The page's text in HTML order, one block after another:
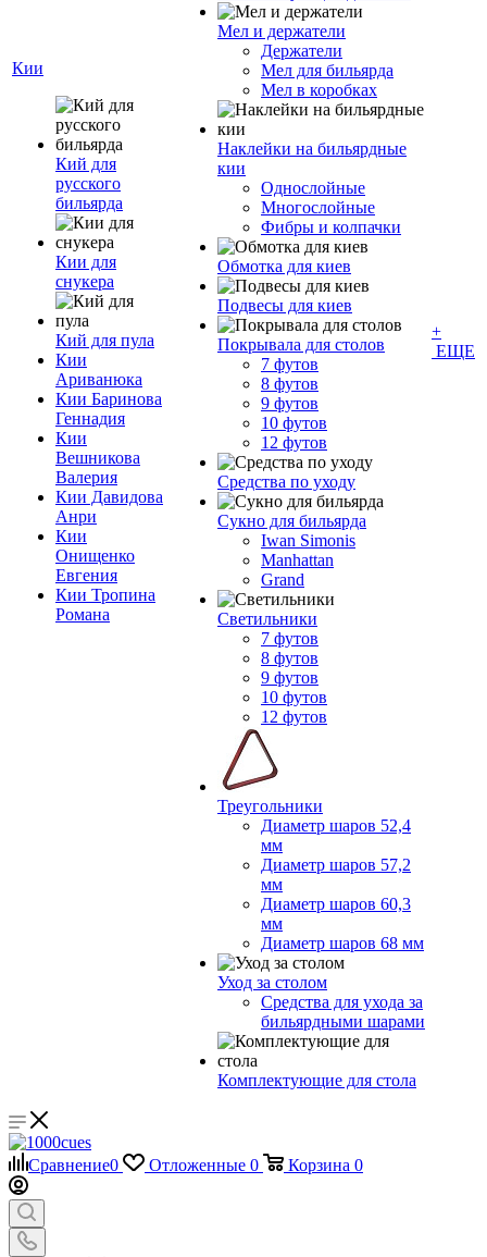
Кии
Кий для
русского
бильярда
Кии для
снукера
Кий для пула
Кии
Ариванюка
Кии Баринова
Геннадия
Кии
Вешникова
Валерия
Кии Давидова
Анри
Кии
Онищенко
Евгения
Кии Тропина
Романа
Мел и держатели
Держатели
Мел для бильярда
Мел в коробках
Наклейки на бильярдные
кии
Однослойные
Многослойные
Фибры и колпачки
Обмотка для киев
Подвесы для киев
Покрывала для столов
7 футов
8 футов
9 футов
10 футов
12 футов
Средства по уходу
Сукно для бильярда
Iwan Simonis
Manhattan
Grand
Светильники
7 футов
8 футов
9 футов
10 футов
12 футов
Треугольники
Диаметр шаров 52,4
мм
Диаметр шаров 57,2
мм
Диаметр шаров 60,3
мм
Диаметр шаров 68 мм
Уход за столом
Средства для ухода за
бильярдными шарами
Комплектующие для стола
+
ЕЩЕ
Сравнение0 Отложенные 0 Корзина 0